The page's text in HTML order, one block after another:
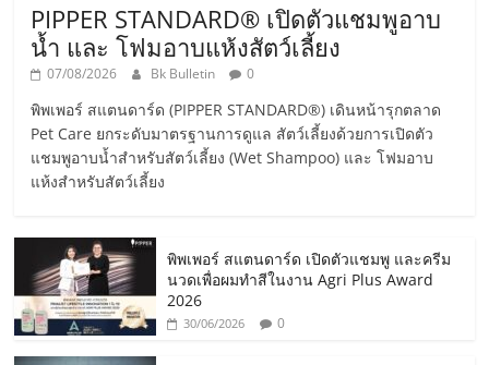
PIPPER STANDARD® เปิดตัวแชมพูอาบ
น้ำ และ โฟมอาบแห้งสัตว์เลี้ยง
07/08/2026 Bk Bulletin 0
พิพเพอร์ สแตนดาร์ด (PIPPER STANDARD®) เดินหน้ารุกตลาด
Pet Care ยกระดับมาตรฐานการดูแล สัตว์เลี้ยงด้วยการเปิดตัว
แชมพูอาบน้ำสำหรับสัตว์เลี้ยง (Wet Shampoo) และ โฟมอาบ
แห้งสำหรับสัตว์เลี้ยง
พิพเพอร์ สแตนดาร์ด เปิดตัวแชมพู และครีม
นวดเพื่อผมทำสีในงาน Agri Plus Award
2026
30/06/2026 0